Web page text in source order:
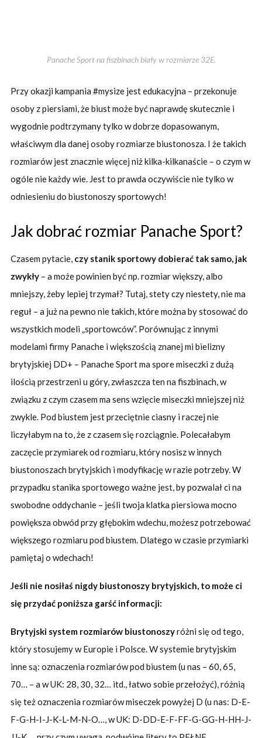
Panache Sport na fiszbinach biały w rozmiarze 32E.
Przy okazji kampania #mysize jest edukacyjna – przekonuje
osoby z piersiami, że biust może być naprawdę skutecznie i
wygodnie podtrzymany tylko w dobrze dopasowanym,
właściwym dla danej osoby rozmiarze biustonosza. I że takich
rozmiarów jest znacznie więcej niż kilka-kilkanaście – o czym w
ogóle nie każdy wie. Jest to prawda oczywiście nie tylko w
odniesieniu do biustonoszy sportowych!
Jak dobrać rozmiar Panache Sport?
Czasem pytacie, czy stanik sportowy dobierać tak samo, jak
zwykły– a może powinien być np. rozmiar większy, albo
mniejszy, żeby lepiej trzymał? Tutaj, stety czy niestety, nie ma
reguł – a już na pewno nie takich, które można by stosować do
wszystkich modeli „sportowców”. Porównując z innymi
modelami firmy Panache i większością znanej mi bielizny
brytyjskiej DD+ – Panache Sport ma spore miseczki z dużą
ilością przestrzeni u góry, zwłaszcza ten na fiszbinach, w
związku z czym czasem ma sens wzięcie miseczki mniejszej niż
zwykle. Pod biustem jest przeciętnie ciasny i raczej nie
liczyłabym na to, że z czasem się rozciągnie. Polecałabym
zaczęcie przymiarek od rozmiaru, który nosisz w innych
biustonoszach brytyjskich i modyfikację w razie potrzeby. W
przypadku stanika sportowego ważne jest, by pozwalał ci na
swobodne oddychanie – jeśli twoja klatka piersiowa mocno
powiększa obwód przy głębokim wdechu, możesz potrzebować
większego rozmiaru pod biustem. Dlatego w czasie przymiarki
pamiętaj o wdechach!
Jeśli nie nosiłaś nigdy biustonoszy brytyjskich, to może ci
się przydać poniższa garść informacji:
Brytyjski system rozmiarów biustonoszyróżni się od tego,
który stosujemy w Europie i Polsce. W systemie brytyjskim
inne są: oznaczenia rozmiarów pod biustem (u nas – 60, 65,
70… – a w UK: 28, 30, 32… itd., łatwo sobie przełożyć), różnią
się też oznaczenia rozmiarów miseczek powyżej D (u nas: D-E-
F-G-H-I-J-K-L-M-N-O…, w UK: D-DD-E-F-FF-G-GG-H-HH-J-